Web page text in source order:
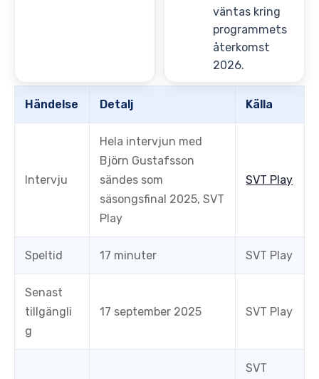
väntas kring
programmets
återkomst
2026.
Händelse Detalj Källa
Intervju
Hela intervjun med
Björn Gustafsson
sändes som
säsongsfinal 2025, SVT
Play
SVT Play
Speltid 17 minuter SVT Play
Senast
tillgängli
g
17 september 2025 SVT Play
SVT